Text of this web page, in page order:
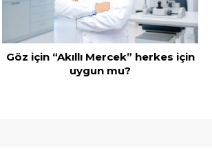
Göz için “Akıllı Mercek” herkes için
uygun mu?